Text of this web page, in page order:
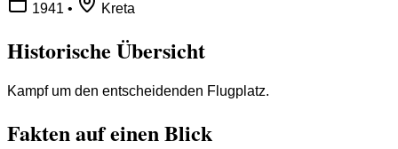
1941 • Kreta
Historische Übersicht
Kampf um den entscheidenden Flugplatz.
Fakten auf einen Blick